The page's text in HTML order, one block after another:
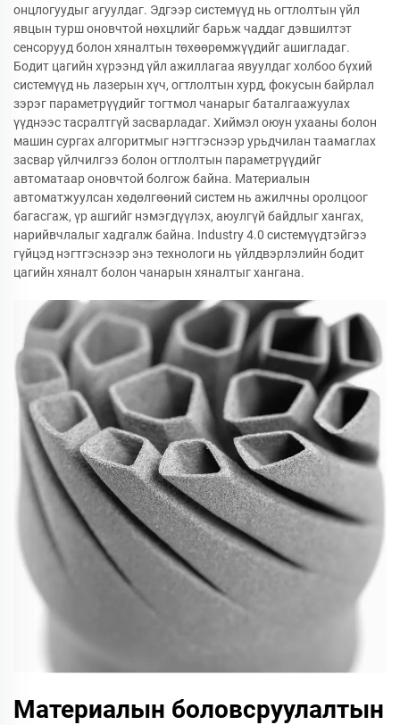
онцлогуудыг агуулдаг. Эдгээр системүүд нь огтлолтын үйл
явцын турш оновчтой нөхцлийг барьж чаддаг дэвшилтэт
сенсорууд болон хяналтын төхөөрөмжүүдийг ашигладаг.
Бодит цагийн хүрээнд үйл ажиллагаа явуулдаг холбоо бүхий
системүүд нь лазерын хүч, огтлолтын хурд, фокусын байрлал
зэрэг параметрүүдийг тогтмол чанарыг баталгаажуулах
үүднээс тасралтгүй засварладаг. Хиймэл оюун ухааны болон
машин сургах алгоритмыг нэгтгэснээр урьдчилан таамаглах
засвар үйлчилгээ болон огтлолтын параметрүүдийг
автоматаар оновчтой болгож байна. Материалын
автоматжуулсан хөдөлгөөний систем нь ажилчны оролцоог
багасгаж, үр ашгийг нэмэгдүүлэх, аюулгүй байдлыг хангах,
нарийвчлалыг хадгалж байна. Industry 4.0 системүүдтэйгээ
гүйцэд нэгтгэснээр энэ технологи нь үйлдвэрлэлийн бодит
цагийн хяналт болон чанарын хяналтыг хангана.
Материалын боловсруулалтын